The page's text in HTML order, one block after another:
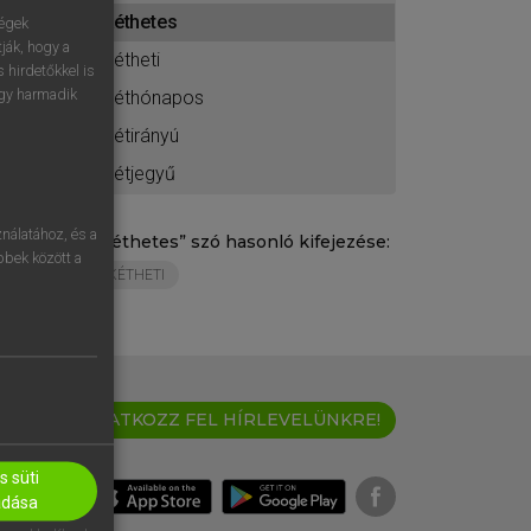
kéthetes
kétheti
kéthónapos
kétirányú
kétjegyű
„ kéthetes” szó hasonló kifejezése:
KÉTHETI
IRATKOZZ FEL HÍRLEVELÜNKRE!
hogy a
hirdetőkkel is
harmadik
és a
között a
süti